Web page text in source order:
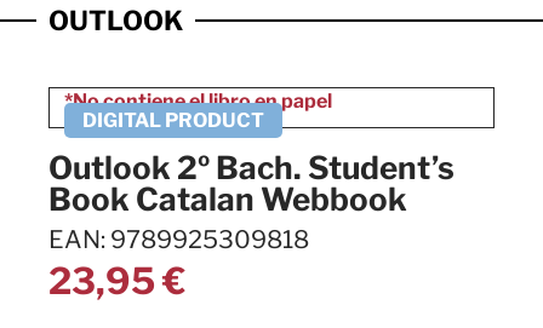
OUTLOOK
Outlook 2º Bach. Student’s
Book Catalan Webbook
EAN: 9789925309818
23,95€